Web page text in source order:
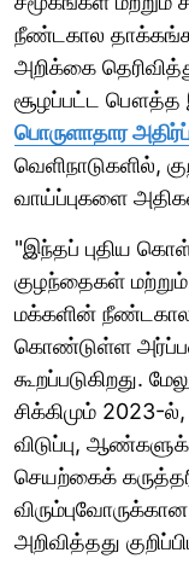
நீண்டகால
அறிக்கை
சூழப்பட்ட பௌத்த
பொருளாதார
வெளிநாடுகளில்,
வாய்ப்புகளை
"இந்தப் புதிய
குழந்தைகள் மற்றும்
மக்களின்
கொண்டுள்ள
கூறப்படுகிறது.
சிக்கிமும் 2023-
விடுப்பு,
செயற்கைக்
அறிவித்தது